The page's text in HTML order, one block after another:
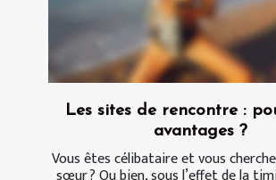
Les sites de rencontre :
avantages ?
Vous êtes célibataire et vous